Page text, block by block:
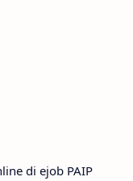
di ejob PAIP